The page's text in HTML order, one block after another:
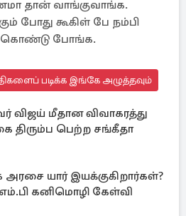
தான் வாங்குவாங்க.
போது கூகிள் பே நம்பி
போங்க.
படிக்க இங்கே அழுத்தவும்
விஜய் மீதான விவாகரத்து
திரும்ப பெற்ற சங்கீதா
யார் இயக்குகிறார்கள்?
எம்.பி கனிமொழி கேள்வி